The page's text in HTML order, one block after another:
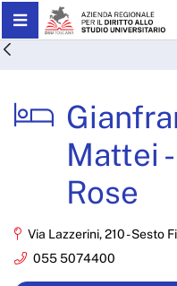
Skip to Main Content
Gianfranco
Mattei
Rose
Via Lazzerini, 210 - Sesto
055 5074400